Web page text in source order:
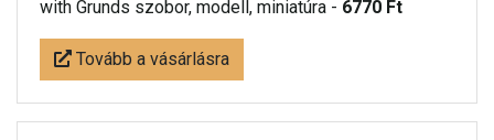
with Grunds szobor, modell, miniatúra - 6770 Ft
Tovább a vásárlásra